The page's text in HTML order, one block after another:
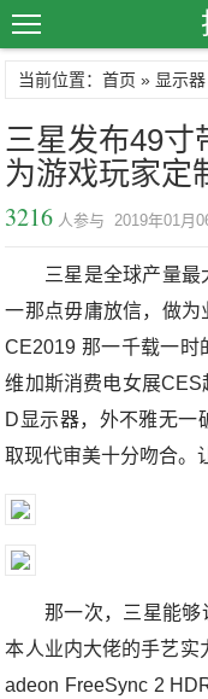
当前位置：首页 » 显示器
三星发布49寸
为游戏玩家定
3216 人参与 2019年01月
三星是全球产量最
一那点毋庸放信，做
CE2019 那一千载一时
维加斯消费电女展
D显示器，外不雅无一
取现代审美十分吻合。
那一次，三星能够
本人业内大佬的手艺实
adeon FreeSync 2